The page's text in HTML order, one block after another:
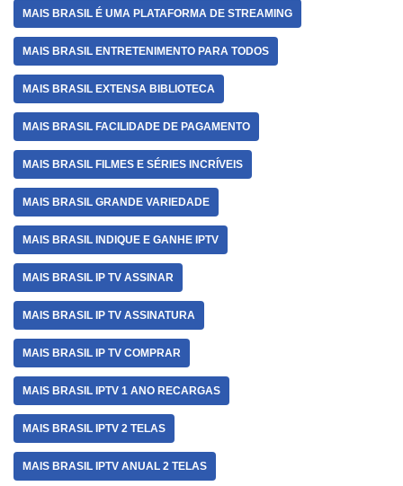
MAIS BRASIL É UMA PLATAFORMA DE STREAMING
MAIS BRASIL ENTRETENIMENTO PARA TODOS
MAIS BRASIL EXTENSA BIBLIOTECA
MAIS BRASIL FACILIDADE DE PAGAMENTO
MAIS BRASIL FILMES E SÉRIES INCRÍVEIS
MAIS BRASIL GRANDE VARIEDADE
MAIS BRASIL INDIQUE E GANHE IPTV
MAIS BRASIL IP TV ASSINAR
MAIS BRASIL IP TV ASSINATURA
MAIS BRASIL IP TV COMPRAR
MAIS BRASIL IPTV 1 ANO RECARGAS
MAIS BRASIL IPTV 2 TELAS
MAIS BRASIL IPTV ANUAL 2 TELAS